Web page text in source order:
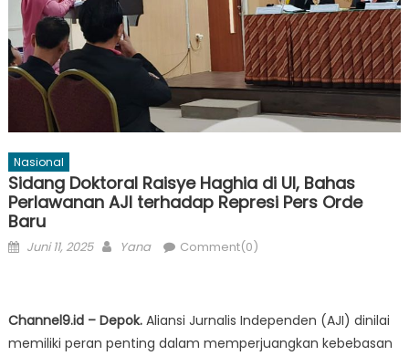
Nasional
Sidang Doktoral Raisye Haghia di UI, Bahas
Perlawanan AJI terhadap Represi Pers Orde
Baru
Posted
Juni 11, 2025 Author
Yana Comment(0)
Channel9.id – Depok. Aliansi Jurnalis Independen (AJI) dinilai
memiliki peran penting dalam memperjuangkan kebebasan